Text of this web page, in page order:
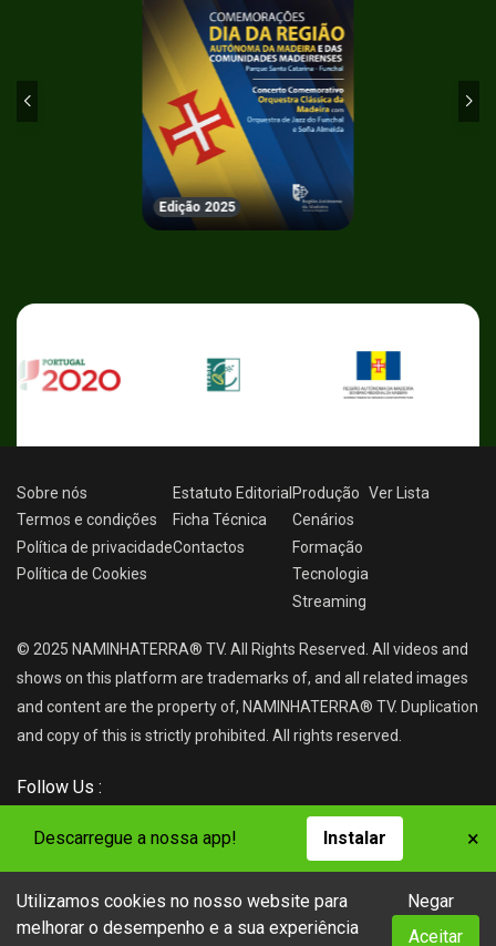
Edição 2025
Utilizamos cookies no nosso website para
melhorar o desempenho e a sua experiência
Negar
Aceitar
Sobre nós
Termos e condições
Política de privacidade
Política de Cookies
Estatuto Editorial
Ficha Técnica
Contactos
Produção
Cenários
Formação
Tecnologia
Streaming
Ver Lista
© 2025 NAMINHATERRA® TV. All Rights Reserved. All videos and
shows on this platform are trademarks of, and all related images
and content are the property of, NAMINHATERRA® TV. Duplication
and copy of this is strictly prohibited. All rights reserved.
Follow Us :
NAMINHATERRA® TV
Descarregue a nossa app! Instalar ×